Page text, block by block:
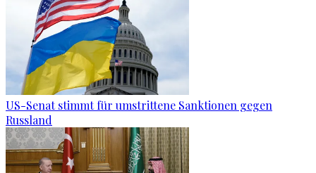
US-Senat stimmt für umstrittene Sanktionen gegen
Russland